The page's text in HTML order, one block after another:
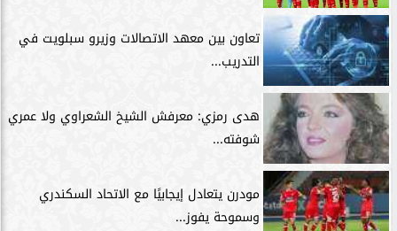
تعاون بين معهد الاتصالات وزيرو سبلويت في
التدريب...
هدى رمزي: معرفش الشيخ الشعراوي ولا عمري
شوفته...
مودرن يتعادل إيجابيًا مع الاتحاد السكندري
وسموحة يفوز...